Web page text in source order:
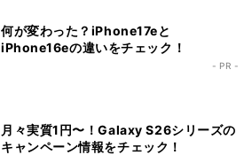
何が変わった？iPhone17eと
iPhone16eの違いをチェック！
- PR -
月々実質1円〜！Galaxy S26シリーズの
キャンペーン情報をチェック！